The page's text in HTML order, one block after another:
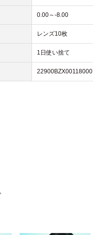
0.00～-8.00
レンズ10枚
1日使い捨て
22900BZX00118000